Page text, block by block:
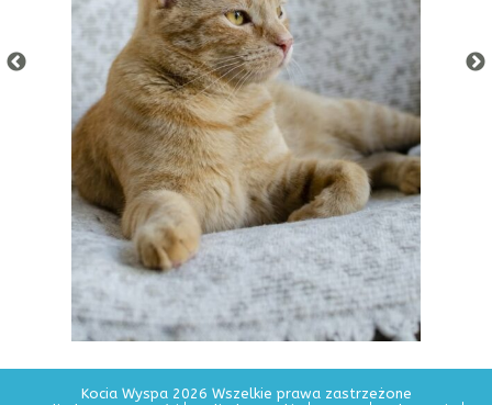
Kocia Wyspa 2026 Wszelkie prawa zastrzeżone